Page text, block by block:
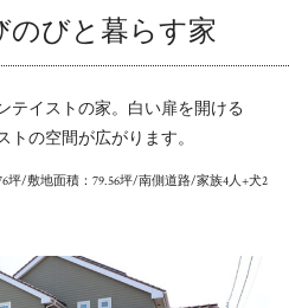
のびと暮らす家
テイストの家。白い扉を開ける
の空間が広がります。
坪/敷地面積：79.56坪/南側道路/家族4人+犬2